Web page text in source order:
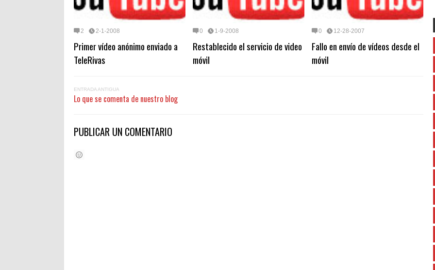
2 2-1-2008
Primer vídeo anónimo enviado a
TeleRivas
0 1-9-2008
Restablecido el servicio de video
móvil
0 12-28-2007
Fallo en envío de vídeos desde el
móvil
ENTRADA ANTIGUA
Lo que se comenta de nuestro blog
PUBLICAR UN COMENTARIO